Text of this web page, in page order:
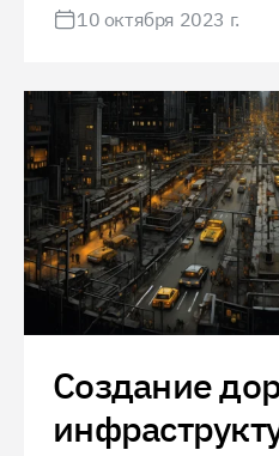
разрешений, этот
завершения любого
проекта.
10 октября 2023 г.
Создание